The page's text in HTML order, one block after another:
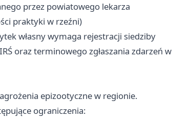
przez powiatowego lekarza
praktyki w rzeźni)
własny wymaga rejestracji siedziby
oraz terminowego zgłaszania zdarzeń w
epizootyczne w regionie.
ograniczenia: